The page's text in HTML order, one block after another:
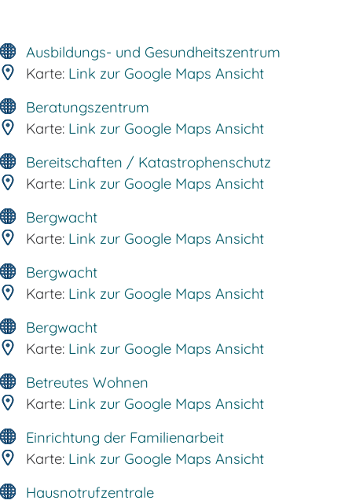
Ausbildungs- und Gesundheitszentrum
Karte: Link zur Google Maps Ansicht
Beratungszentrum
Karte: Link zur Google Maps Ansicht
Bereitschaften / Katastrophenschutz
Karte: Link zur Google Maps Ansicht
Bergwacht
Karte: Link zur Google Maps Ansicht
Bergwacht
Karte: Link zur Google Maps Ansicht
Bergwacht
Karte: Link zur Google Maps Ansicht
Betreutes Wohnen
Karte: Link zur Google Maps Ansicht
Einrichtung der Familienarbeit
Karte: Link zur Google Maps Ansicht
Hausnotrufzentrale